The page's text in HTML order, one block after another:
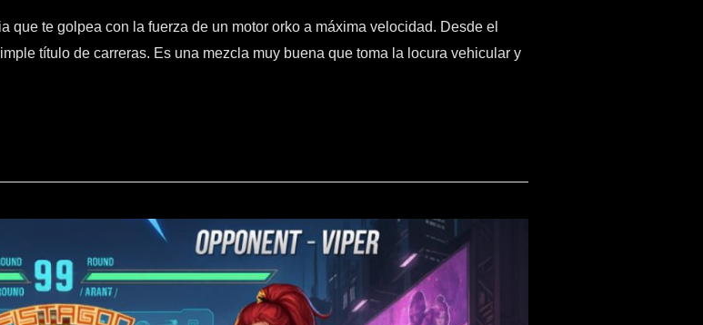
que te golpea con la fuerza de un motor orko a máxima velocidad. Desde el
título de carreras. Es una mezcla muy buena que toma la locura vehicular y